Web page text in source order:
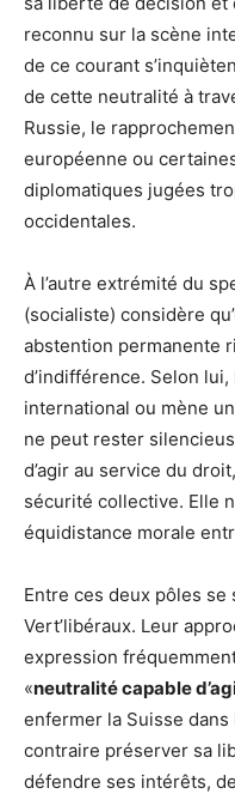
reconnu sur la scène
de ce courant
de cette neutralité à
Russie, le
européenne ou
diplomatiques jugées
occidentales.
À l’autre extrémité du
(socialiste) considère
abstention permanente
d’indifférence. Selon
international ou mène
ne peut rester
d’agir au service du
sécurité collective. Elle
équidistance morale
Entre ces deux pôles se
Vert’libéraux. Leur
expression
«neutralité capable
enfermer la Suisse dans
contraire préserver sa
défendre ses intérêts,